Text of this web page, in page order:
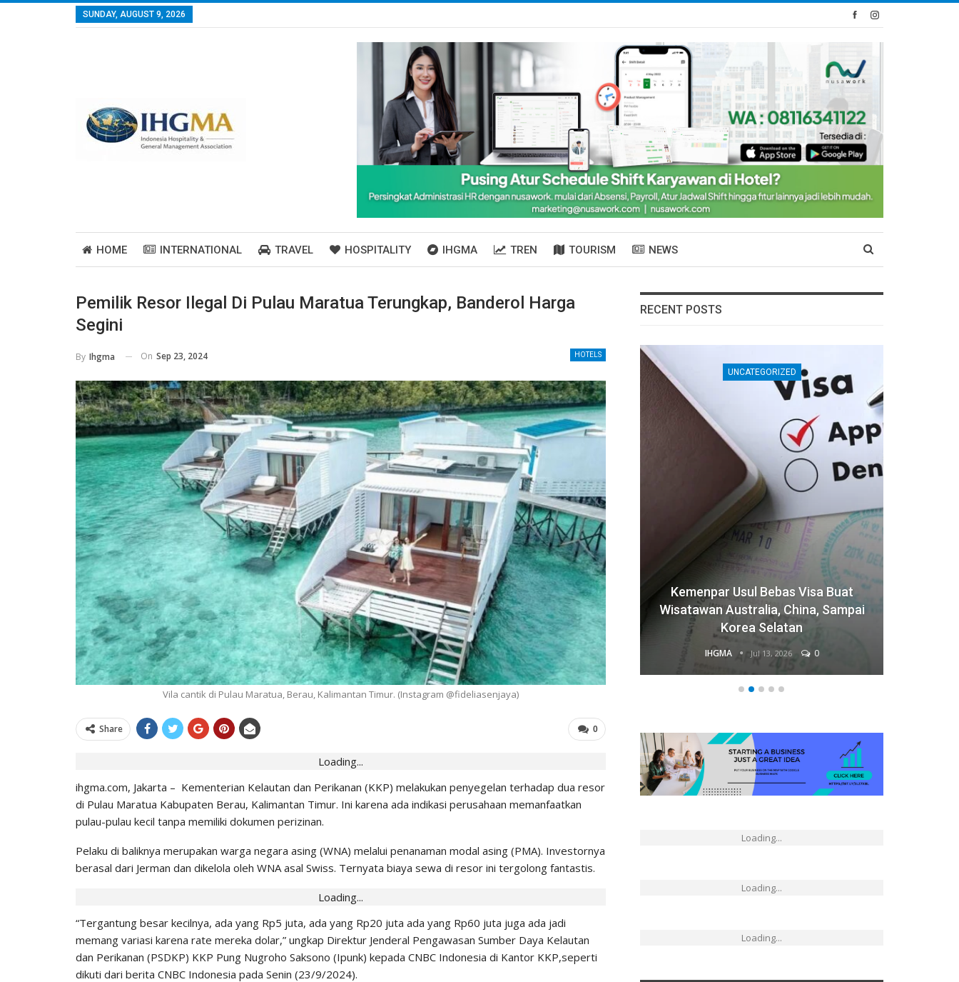
SUNDAY, AUGUST 9, 2026
HOME INTERNATIONAL TRAVEL HOSPITALITY IHGMA TREN TOURISM NEWS
Pemilik Resor Ilegal Di Pulau Maratua Terungkap, Banderol Harga
Segini
HOTELS
By Ihgma On Sep 23, 2024
Vila cantik di Pulau Maratua, Berau, Kalimantan Timur. (Instagram @fideliasenjaya)
0
Share
Loading...
ihgma.com, Jakarta – Kementerian Kelautan dan Perikanan (KKP) melakukan penyegelan terhadap dua resor
di Pulau Maratua Kabupaten Berau, Kalimantan Timur. Ini karena ada indikasi perusahaan memanfaatkan
pulau-pulau kecil tanpa memiliki dokumen perizinan.
Pelaku di baliknya merupakan warga negara asing (WNA) melalui penanaman modal asing (PMA). Investornya
berasal dari Jerman dan dikelola oleh WNA asal Swiss. Ternyata biaya sewa di resor ini tergolong fantastis.
Loading...
“Tergantung besar kecilnya, ada yang Rp5 juta, ada yang Rp20 juta ada yang Rp60 juta juga ada jadi
memang variasi karena rate mereka dolar,” ungkap Direktur Jenderal Pengawasan Sumber Daya Kelautan
dan Perikanan (PSDKP) KKP Pung Nugroho Saksono (Ipunk) kepada CNBC Indonesia di Kantor KKP,seperti
dikuti dari berita CNBC Indonesia pada Senin (23/9/2024).
RECENT POSTS
Libur Sekolah Bareng Keluarga, Hotel
Ini Tawarkan Paket Mulai Rp 199 Ribu
IHGMA Jul 9, 2026 0
Permintaan Turis Asing Meningkat,
Pemesanan Hotel Diperkirakan Pulih
September
IHGMA Jul 13, 2026 0
UNCATEGORIZED
Kemenpar Usul Bebas Visa Buat
Wisatawan Australia, China, Sampai
Korea Selatan
IHGMA Jul 13, 2026 0
Loading...
Loading...
Loading...